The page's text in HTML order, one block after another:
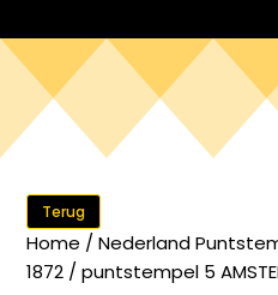
Terug
Home /Nederland
1872 / puntstempel 5